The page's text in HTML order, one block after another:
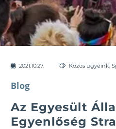
2021.10.27. Közös ügyeink
Blog
Az Egyesült
Egyenlőség